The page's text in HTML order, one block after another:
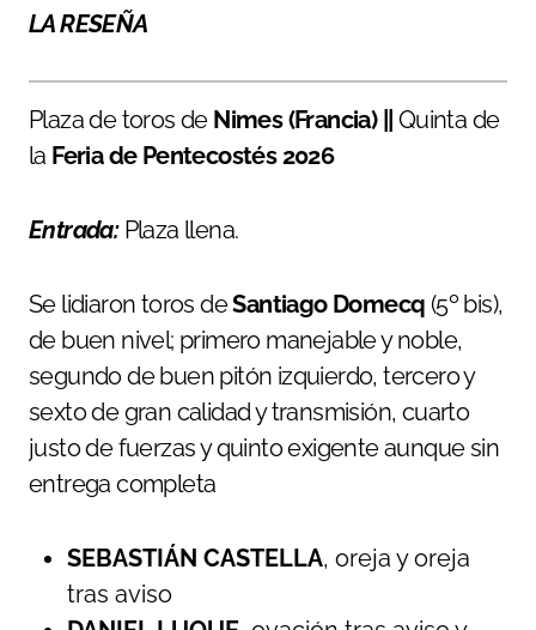
LA RESEÑA
Plaza de toros deNimes (Francia) ||
Quinta de
la Feria de Pentecostés 2026
Entrada: Plaza llena.
Se lidiaron toros deSantiago Domecq (5º bis),
de buen nivel; primero manejable y noble,
segundo de buen pitón izquierdo, tercero y
sexto de gran calidad y transmisión, cuarto
justo de fuerzas y quinto exigente aunque sin
entrega completa
SEBASTIÁN CASTELLA, oreja y oreja
tras aviso